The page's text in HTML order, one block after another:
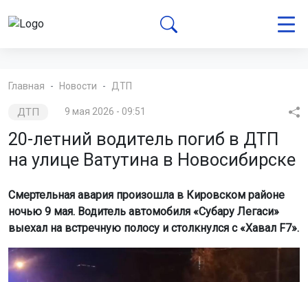
Главная Новости ДТП
ДТП 9 мая 2026 - 09:51
20-летний водитель погиб в ДТП
на улице Ватутина в Новосибирске
Смертельная авария произошла в Кировском районе
ночью 9 мая. Водитель автомобиля «Субару Легаси»
выехал на встречную полосу и столкнулся с «Хавал F7».